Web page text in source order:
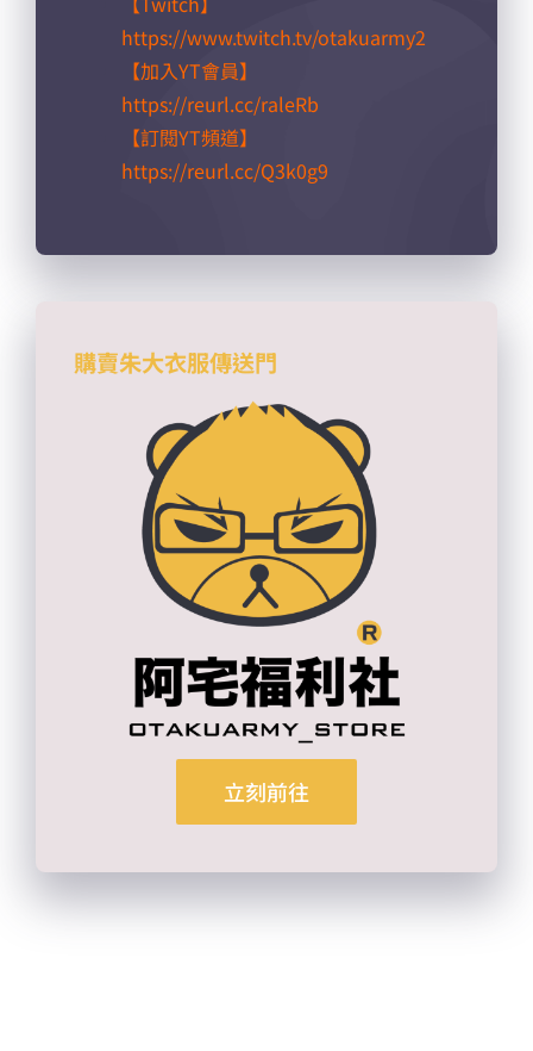
好文傳千里
Facebook 留言
追蹤我們的社群
追蹤我們的社群，了解最直接、最內幕的第一手消
【Facebook】
https://www.facebook.com/Geekfirm
【Twitch】
https://www.twitch.tv/otakuarmy2
【加入YT會員】
https://reurl.cc/raleRb​
【訂閱YT頻道】
https://reurl.cc/Q3k0g9​